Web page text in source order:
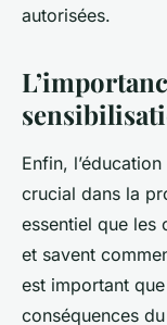
autorisées.
Enfin,
crucial dans la
essentiel que les
et savent
est important
conséquences